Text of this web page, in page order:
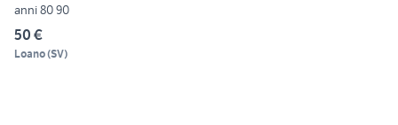
anni 80 90
50 €
Loano(SV)